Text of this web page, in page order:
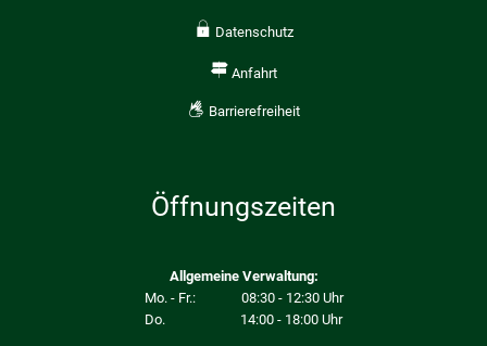
Datenschutz
Anfahrt
Barrierefreiheit
Öffnungszeiten
Allgemeine Verwaltung:
Mo. - Fr.: 08:30 - 12:30 Uhr
Do. 14:00 - 18:00 Uhr